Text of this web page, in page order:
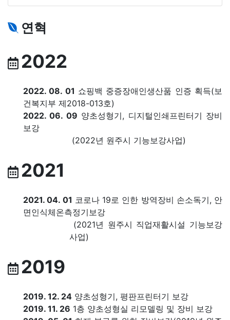
연혁
2022
2022. 08. 01 쇼핑백 중증장애인생산품 인증 획득(보
건복지부 제2018-013호)
2022. 06. 09 양초성형기, 디지털인쇄프린터기 장비
보강
(2022년 원주시 기능보강사업)
2021
2021. 04. 01 코로나 19로 인한 방역장비 손소독기, 안
면인식체온측정기보강
(2021년 원주시 직업재활시설 기능보강
사업)
2019
2019. 12. 24 양초성형기, 평판프린터기 보강
2019. 11. 26 1층 양초성형실 리모델링 및 장비 보강